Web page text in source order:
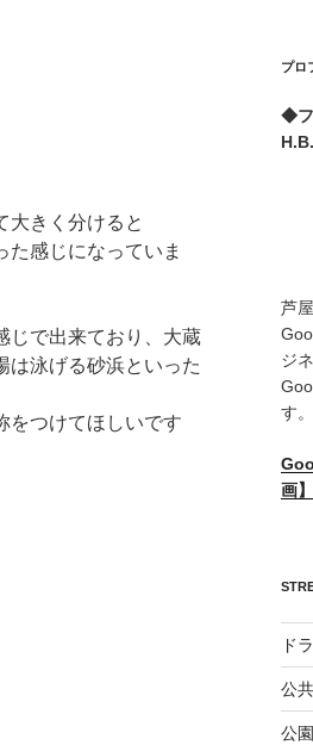
大きく分けると
た感じになっていま
で出来ており、 大蔵
は泳げる砂浜といった
をつけてほしいです
プロ
◆フ
芦
ジ
す。
画】
ド
公
公